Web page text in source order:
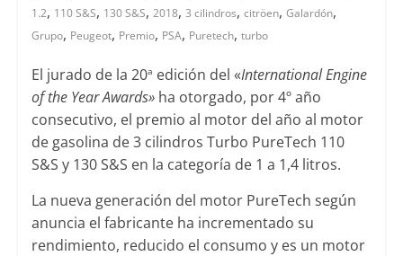
1.2, 110 S&S, 130 S&S, 2018, 3 cilindros, citröen, Galardón,
Grupo, Peugeot, Premio, PSA, Puretech, turbo
El jurado de la 20a edición del «International Engine
of the Year Awards»ha otorgado, por 4º año
consecutivo, el premio al motor del año al motor
de gasolina de 3 cilindros Turbo PureTech 110
S&S y 130 S&S en la categoría de 1 a 1,4 litros.
La nueva generación del motor PureTech según
anuncia el fabricante ha incrementado su
rendimiento, reducido el consumo y es un motor